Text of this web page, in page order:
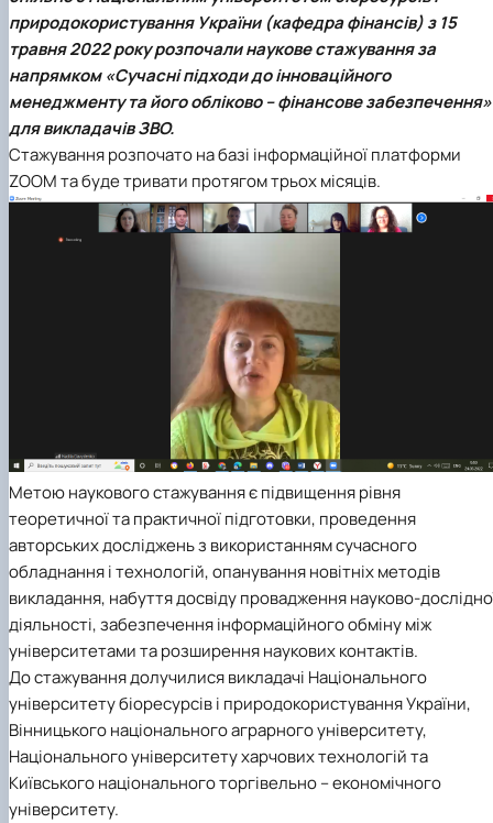
природокористування України (кафедра фінансів) з 15
травня 2022 року розпочали наукове стажування за
напрямком«Сучасні підходи до інноваційного
менеджменту та його обліково – фінансове забезпечення»
для викладачів ЗВО.
Стажування розпочато на базі інформаційної платформи
ZOOM та буде тривати протягом трьох місяців.
Метою наукового стажування є підвищення рівня
теоретичної та практичної підготовки, проведення
авторських досліджень з використанням сучасного
обладнання і технологій, опанування новітніх методів
викладання, набуття досвіду провадження науково-
діяльності, забезпечення інформаційного обміну між
університетами та розширення наукових контактів.
До стажування долучилися викладачі Національного
університету біоресурсів і природокористування України,
Вінницького національного аграрного університету,
Національного університету харчових технологій та
Київського національного торгівельно – економічного
університету.